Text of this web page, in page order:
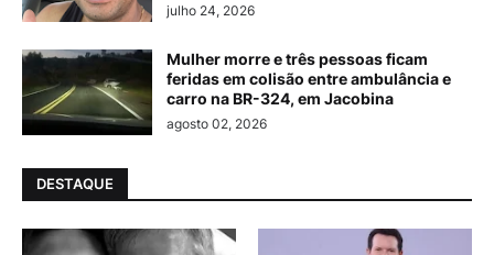
julho 24, 2026
Mulher morre e três pessoas ficam
feridas em colisão entre ambulância e
carro na BR-324, em Jacobina
agosto 02, 2026
DESTAQUE